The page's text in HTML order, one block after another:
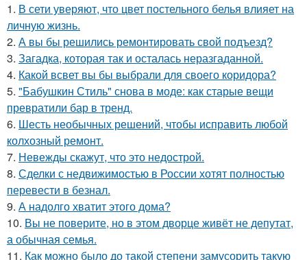
1. В сети уверяют, что цвет постельного белья влияет на
личную жизнь.
2. А вы бы решились ремонтировать свой подъезд?
3. Загадка, которая так и осталась неразгаданной.
4. Какой всвет вы бы выбрали для своего коридора?
5. "Бабушкин Стиль" снова в моде: как старые вещи
превратили бар в тренд.
6. Шесть необычных решений, чтобы исправить любой
колхозный ремонт.
7. Невежды скажут, что это недострой.
8. Сделки с недвижимостью в России хотят полностью
перевести в безнал.
9. А надолго хватит этого дома?
10. Вы не поверите, но в этом дворце живёт не депутат,
а обычная семья.
11. Как можно было до такой степени замусорить такую